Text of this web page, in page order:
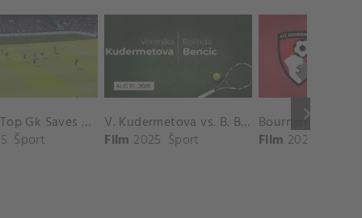
keyboard_arrow_right
Chelsea Top Gk Saves vs. Crystal Palace
Šport
V. Kudermetova vs. B. Bencic Match Highlights - CINCINNATI_Champions Court ( August 10, 2025)
Film 2025 Šport Film 2025